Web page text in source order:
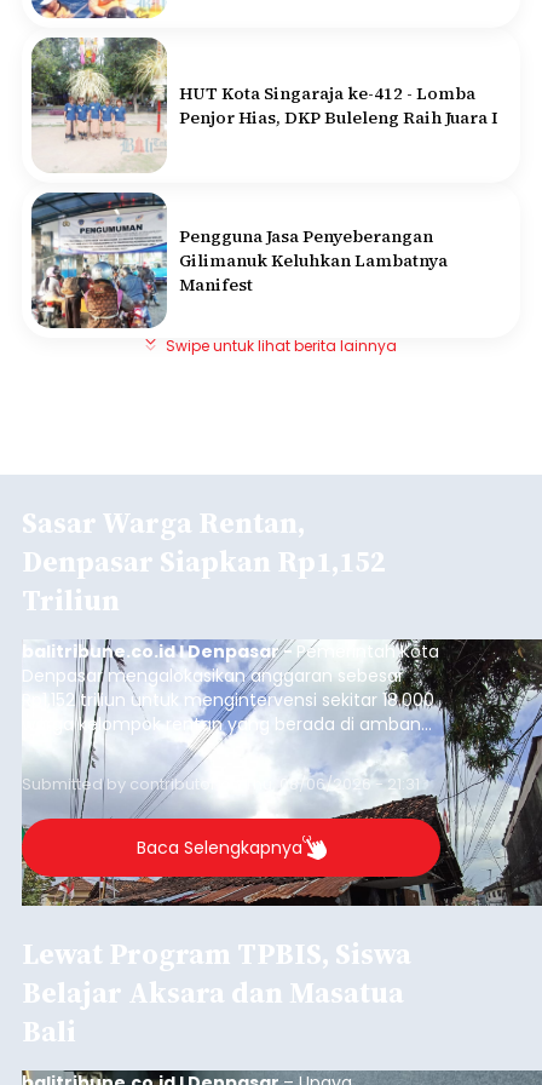
HUT Kota Singaraja ke-412 - Lomba
Penjor Hias, DKP Buleleng Raih Juara I
Pengguna Jasa Penyeberangan
Gilimanuk Keluhkan Lambatnya
Manifest
Swipe untuk lihat berita lainnya
Sasar Warga Rentan,
Denpasar Siapkan Rp1,152
Triliun
balitribune.co.id I Denpasar - Pemerintah Kota
Denpasar mengalokasikan anggaran sebesar
Rp1,152 triliun untuk mengintervensi sekitar 18.000
warga kelompok rentan yang berada di ambang
garis kemiskinan. Langkah strategis ini diambil
guna menjaga masyarakat yang berada pada
kelompok desil 5 dan 6 tersebut agar tidak
merosot ke kategori miskin.
Submitted by contributor Thu, 08/06/2026 - 21:31
Baca Selengkapnya
Lewat Program TPBIS, Siswa
Belajar Aksara dan Masatua
Bali